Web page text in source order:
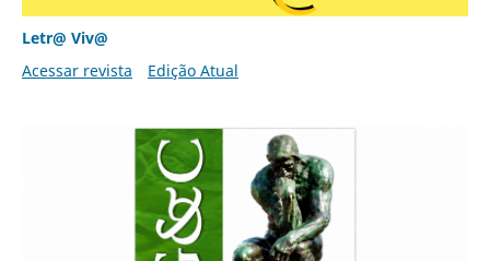
Letr@ Viv@
Acessar revista
Edição Atual